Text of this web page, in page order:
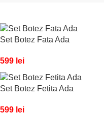
Set Botez Fata Ada
599 lei
Set Botez Fetita Ada
599 lei